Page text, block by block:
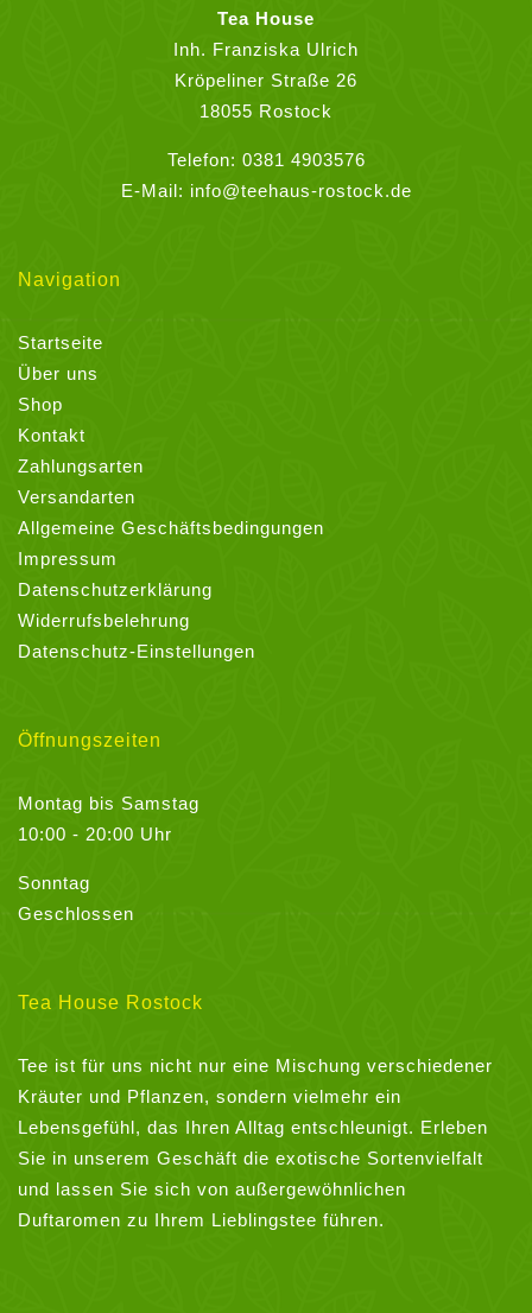
Produktseite
werden
Tea House
Inh. Franziska Ulrich
Kröpeliner Straße 26
18055 Rostock
Telefon: 0381 4903576
E-Mail: info@teehaus-rostock.de
Navigation
Startseite
Über uns
Shop
Kontakt
Zahlungsarten
Versandarten
Allgemeine Geschäftsbedingungen
Impressum
Datenschutzerklärung
Widerrufsbelehrung
Datenschutz-Einstellungen
Öffnungszeiten
Montag bis Samstag
10:00 - 20:00 Uhr
Sonntag
Geschlossen
Tea House Rostock
Tee ist für uns nicht nur eine Mischung verschiedener
Kräuter und Pflanzen, sondern vielmehr ein
Lebensgefühl, das Ihren Alltag entschleunigt. Erleben
Sie in unserem Geschäft die exotische Sortenvielfalt
und lassen Sie sich von außergewöhnlichen
Duftaromen zu Ihrem Lieblingstee führen.